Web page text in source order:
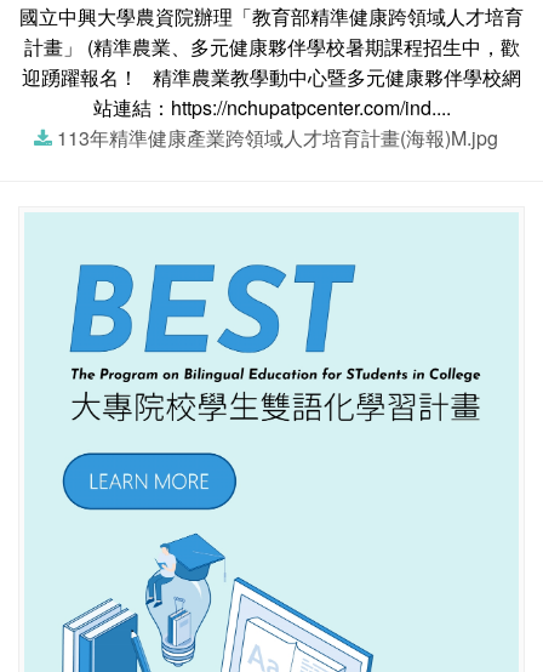
國立中興大學農資院辦理「教育部精準健康跨領域人才培育
計畫」 (精準農業、多元健康夥伴學校暑期課程招生中，歡
迎踴躍報名！ 精準農業教學動中心暨多元健康夥伴學校網
站連結：https://nchupatpcenter.com/ind....
113年精準健康產業跨領域人才培育計畫(海報)M.jpg